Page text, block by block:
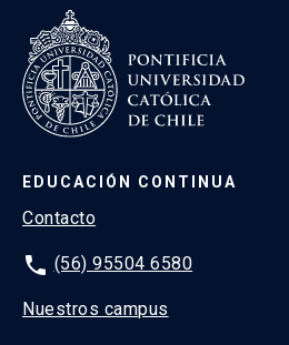
EDUCACIÓN CONTINUA
Contacto
phone (56) 95504 6580
Nuestros campus